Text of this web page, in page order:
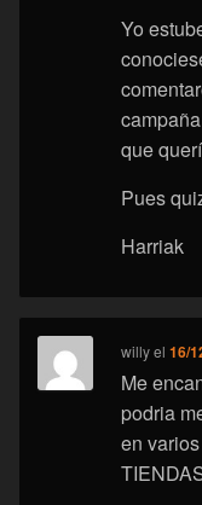
Yo
que
Pues
Harriak
willyel16/
Me
podria
en